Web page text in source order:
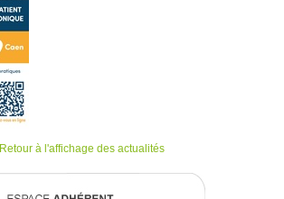
Retour à l'affichage des actualités